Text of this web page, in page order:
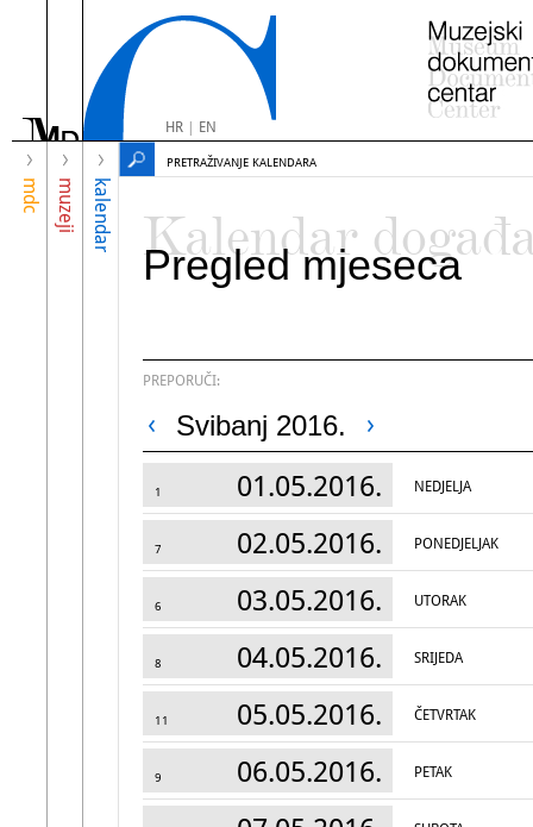
HR| EN
mdc muzeji kalendar
PRETRAŽIVANJE KALENDARA
Kalendar
Pregled mjeseca
PREPORUČI:
Svibanj 2016.
1 01.05.2016. NEDJELJA
7 02.05.2016. PONEDJELJAK
6 03.05.2016. UTORAK
8 04.05.2016. SRIJEDA
11 05.05.2016. ČETVRTAK
9 06.05.2016. PETAK